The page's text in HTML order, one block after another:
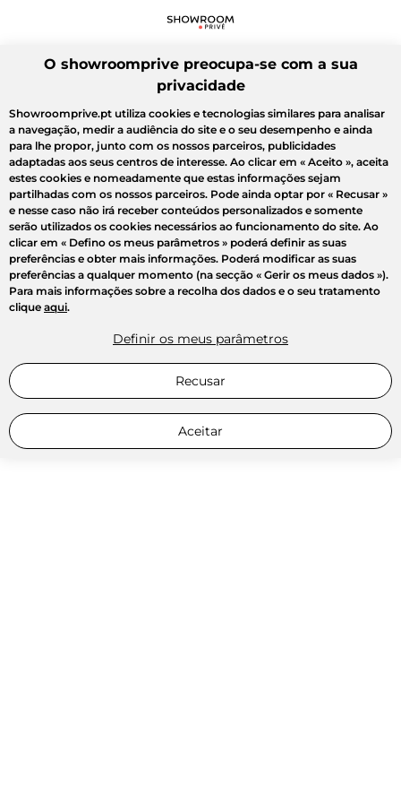
O showroomprive preocupa-se com a sua
privacidade
Showroomprive.pt utiliza cookies e tecnologias similares para analisar
a navegação, medir a audiência do site e o seu desempenho e ainda
para lhe propor, junto com os nossos parceiros, publicidades
adaptadas aos seus centros de interesse. Ao clicar em « Aceito », aceita
estes cookies e nomeadamente que estas informações sejam
partilhadas com os nossos parceiros. Pode ainda optar por « Recusar »
e nesse caso não irá receber conteúdos personalizados e somente
serão utilizados os cookies necessários ao funcionamento do site. Ao
clicar em « Defino os meus parâmetros » poderá definir as suas
preferências e obter mais informações. Poderá modificar as suas
preferências a qualquer momento (na secção « Gerir os meus dados »).
Para mais informações sobre a recolha dos dados e o seu tratamento
clique aqui.
Definir os meus parâmetros
Recusar
Aceitar